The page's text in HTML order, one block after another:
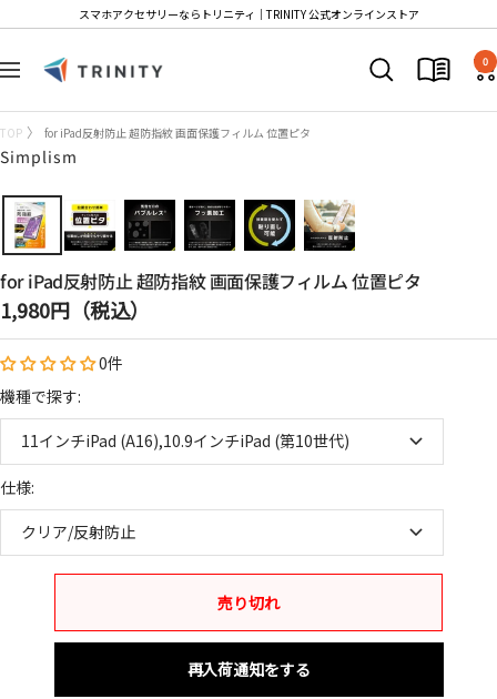
テ
ツ
へ
キ
プ
スマホアクセサリーならトリニティ│TRINITY 公式オンラインストア
ナ
ゲ
ー
Trinity
0
TOP for iPad反射防止 超防指紋 画面保護フィルム 位置ピタ
Simplism
for iPad反射防止 超防指紋 画面保護フィルム 位置ピタ
セ
ー
ル
価
格
1,980円（税込）
0件
機種で探す:
11インチiPad (A16),10.9インチiPad (第10世代)
仕様:
クリア/反射防止
売り切れ
再入荷通知をする